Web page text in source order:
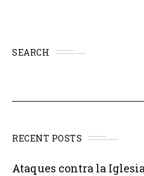
SEARCH
RECENT POSTS
Ataques contra la